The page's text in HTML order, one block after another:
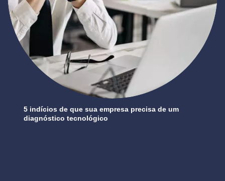
5 indícios de que sua empresa precisa de um
diagnóstico tecnológico